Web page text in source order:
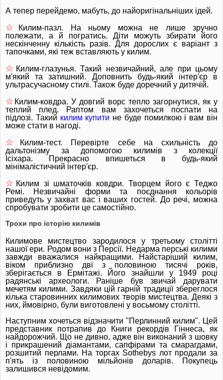
А тепер перейдемо, мабуть, до найоригінальніших ідей.
☆ Килим-пазл.
На ньому можна не лише зручно
полежати, а й погратись. Діти можуть збирати його
нескінченну кількість разів. Для дорослих є варіант з
тапочками, які теж вставляють у килим.
☆ Килим-глазунья. Такий незвичайний, але при цьому
м'який та затишний. Доповнить будь-який інтер'єр в
ультрасучасному стилі. Також буде доречний у дитячій.
☆ Килим-ковдра. У довгий ворс тепло загорнутися, як у
теплий плед. Раптом вам захочеться поспати на
підлозі. Такий килим купити не буде помилкою і вам він
може стати в нагоді.
☆ Килим-тест. Перевірте себе на схильність до
дальтонізму за допомогою килимів з колекції
Ісіхара.
Прекрасно впишеться в будь-який
мінімалістичний інтер'єр.
☆ Килим зі шматочків ковдри. Творцем його є Теджо
Ремі. Незвичайні форми та поєднання кольорів
приведуть у захват вас і ваших гостей. До речі, можна
спробувати зробити це самостійно.
Трохи про історію килимів
Килимове мистецтво зародилося у третьому столітті
нашої ери. Родом вони з Персії. Недарма перські килими
завжди вважалися найкращими.
Найстаріший килим,
віком приблизно дві з половиною тисячі років,
зберігається в Ермітажі. Його знайшли у 1949 році
радянські археологи.
Раніше був звичай дарувати
мечетям килими. Завдяки цій гарній традиції збереглося
кілька старовинних килимових творів мистецтва. Деякі з
них, ймовірно, були виготовлені у восьмому столітті.
Наступним хочеться відзначити "Перлинний килим". Цей
представник потрапив до Книги рекордів Гіннеса, як
найдорожчий. Що не дивно, адже він виконаний з шовку
і прикрашений діамантами, сапфірами та смарагдами,
розшитий перлами. На торгах Sothebys лот продали за
п'ять із половиною мільйонів доларів.
Покупець
залишився невідомим.